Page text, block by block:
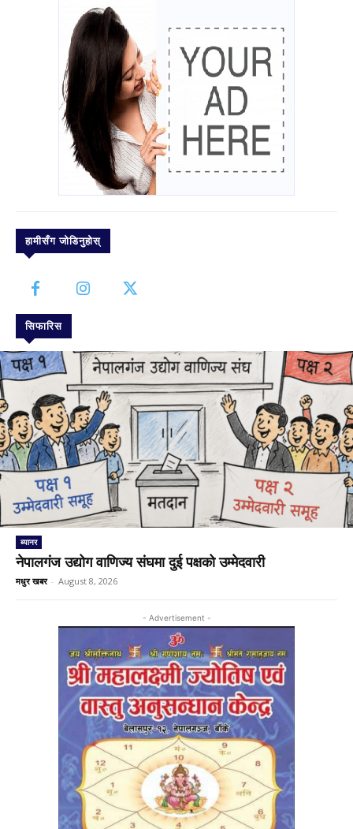
हामीसँग जोडिनुहोस्
सिफारिस
ब्यानर
नेपालगंज उद्योग वाणिज्य संघमा दुई पक्षको उम्मेदवारी
मधुर खबर - August 8, 2026
- Advertisement -